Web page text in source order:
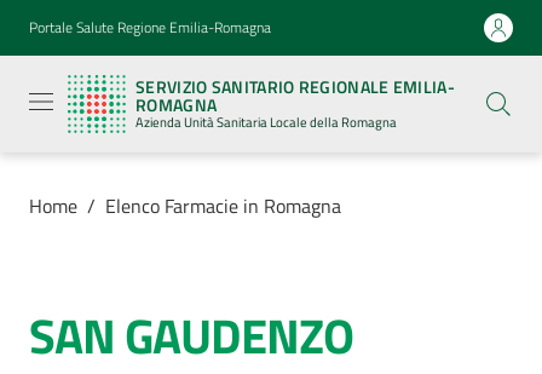
Vai al contenuto
Vai alla navigazione
Vai al footer
Portale Salute Regione Emilia-Romagna
SERVIZIO SANITARIO REGIONALE EMILIA-
ROMAGNA
Azienda Unità Sanitaria Locale della Romagna
Sanitario
Regionale
Emilia-
Romagna
Azienda
Sanitaria
Locale della
Azienda
Home / Elenco Farmacie in Romagna
Salta al contenuto
SAN GAUDENZO